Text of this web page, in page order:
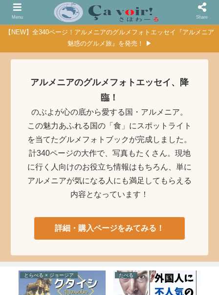
【NEW】全340ページ！アルメニアのグルメフォトエッセイ『アルメニア
魅惑のグルメ旅』を発売！ ▶
アルメニアのグルメフォトエッセイ、降
臨！
のぶよが心の底から愛する国・アルメニア。
この魅力あふれる国の「食」にスポットライト
を当てたグルメフォトブックが完成しました。
計340ページの大作で、写真もたくさん。現地
に行く人向けのお役立ち情報はもちろん、単に
アルメニアが気になる人にも満足してもらえる
内容となっています！
詳細・購入ページをみてみる！
とらべる × ジョージア たべる
Menu Share